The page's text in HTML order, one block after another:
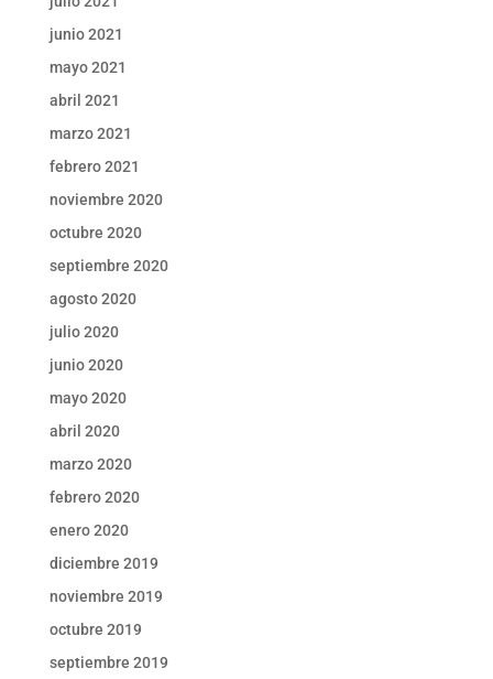
junio 2021
mayo 2021
abril 2021
marzo 2021
febrero 2021
noviembre 2020
octubre 2020
septiembre 2020
agosto 2020
julio 2020
junio 2020
mayo 2020
abril 2020
marzo 2020
febrero 2020
enero 2020
diciembre 2019
noviembre 2019
octubre 2019
septiembre 2019